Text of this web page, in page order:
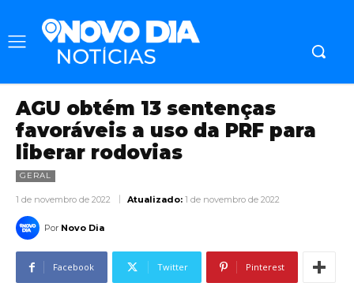
AGU obtém 13 sentenças
favoráveis a uso da PRF para
liberar rodovias
GERAL
1 de novembro de 2022 Atualizado: 1 de novembro de 2022
Por Novo Dia
Facebook Twitter Pinterest